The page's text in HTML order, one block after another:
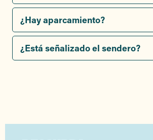
¿Hay aparcamiento?
¿Está señalizado el sendero?